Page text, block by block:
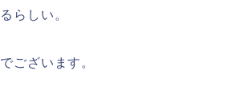
らしい。
ございます。